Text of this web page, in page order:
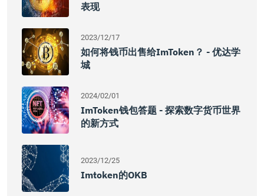
表现
2023/12/17
如何将钱币出售给imToken？ - 优达学
城
2024/02/01
ImToken钱包答题 - 探索数字货币世界
的新方式
2023/12/25
Imtoken的OKB